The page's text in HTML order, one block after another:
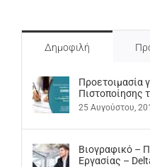
Δημοφιλή
Προετοιμασία
Πιστοποίησης
25 Αυγούστου,
Βιογραφικό –
Εργασίας –